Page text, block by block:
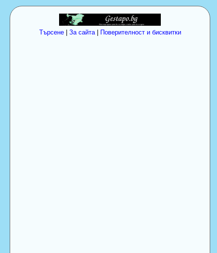
Търсене| За сайта| Поверителност и бисквитки